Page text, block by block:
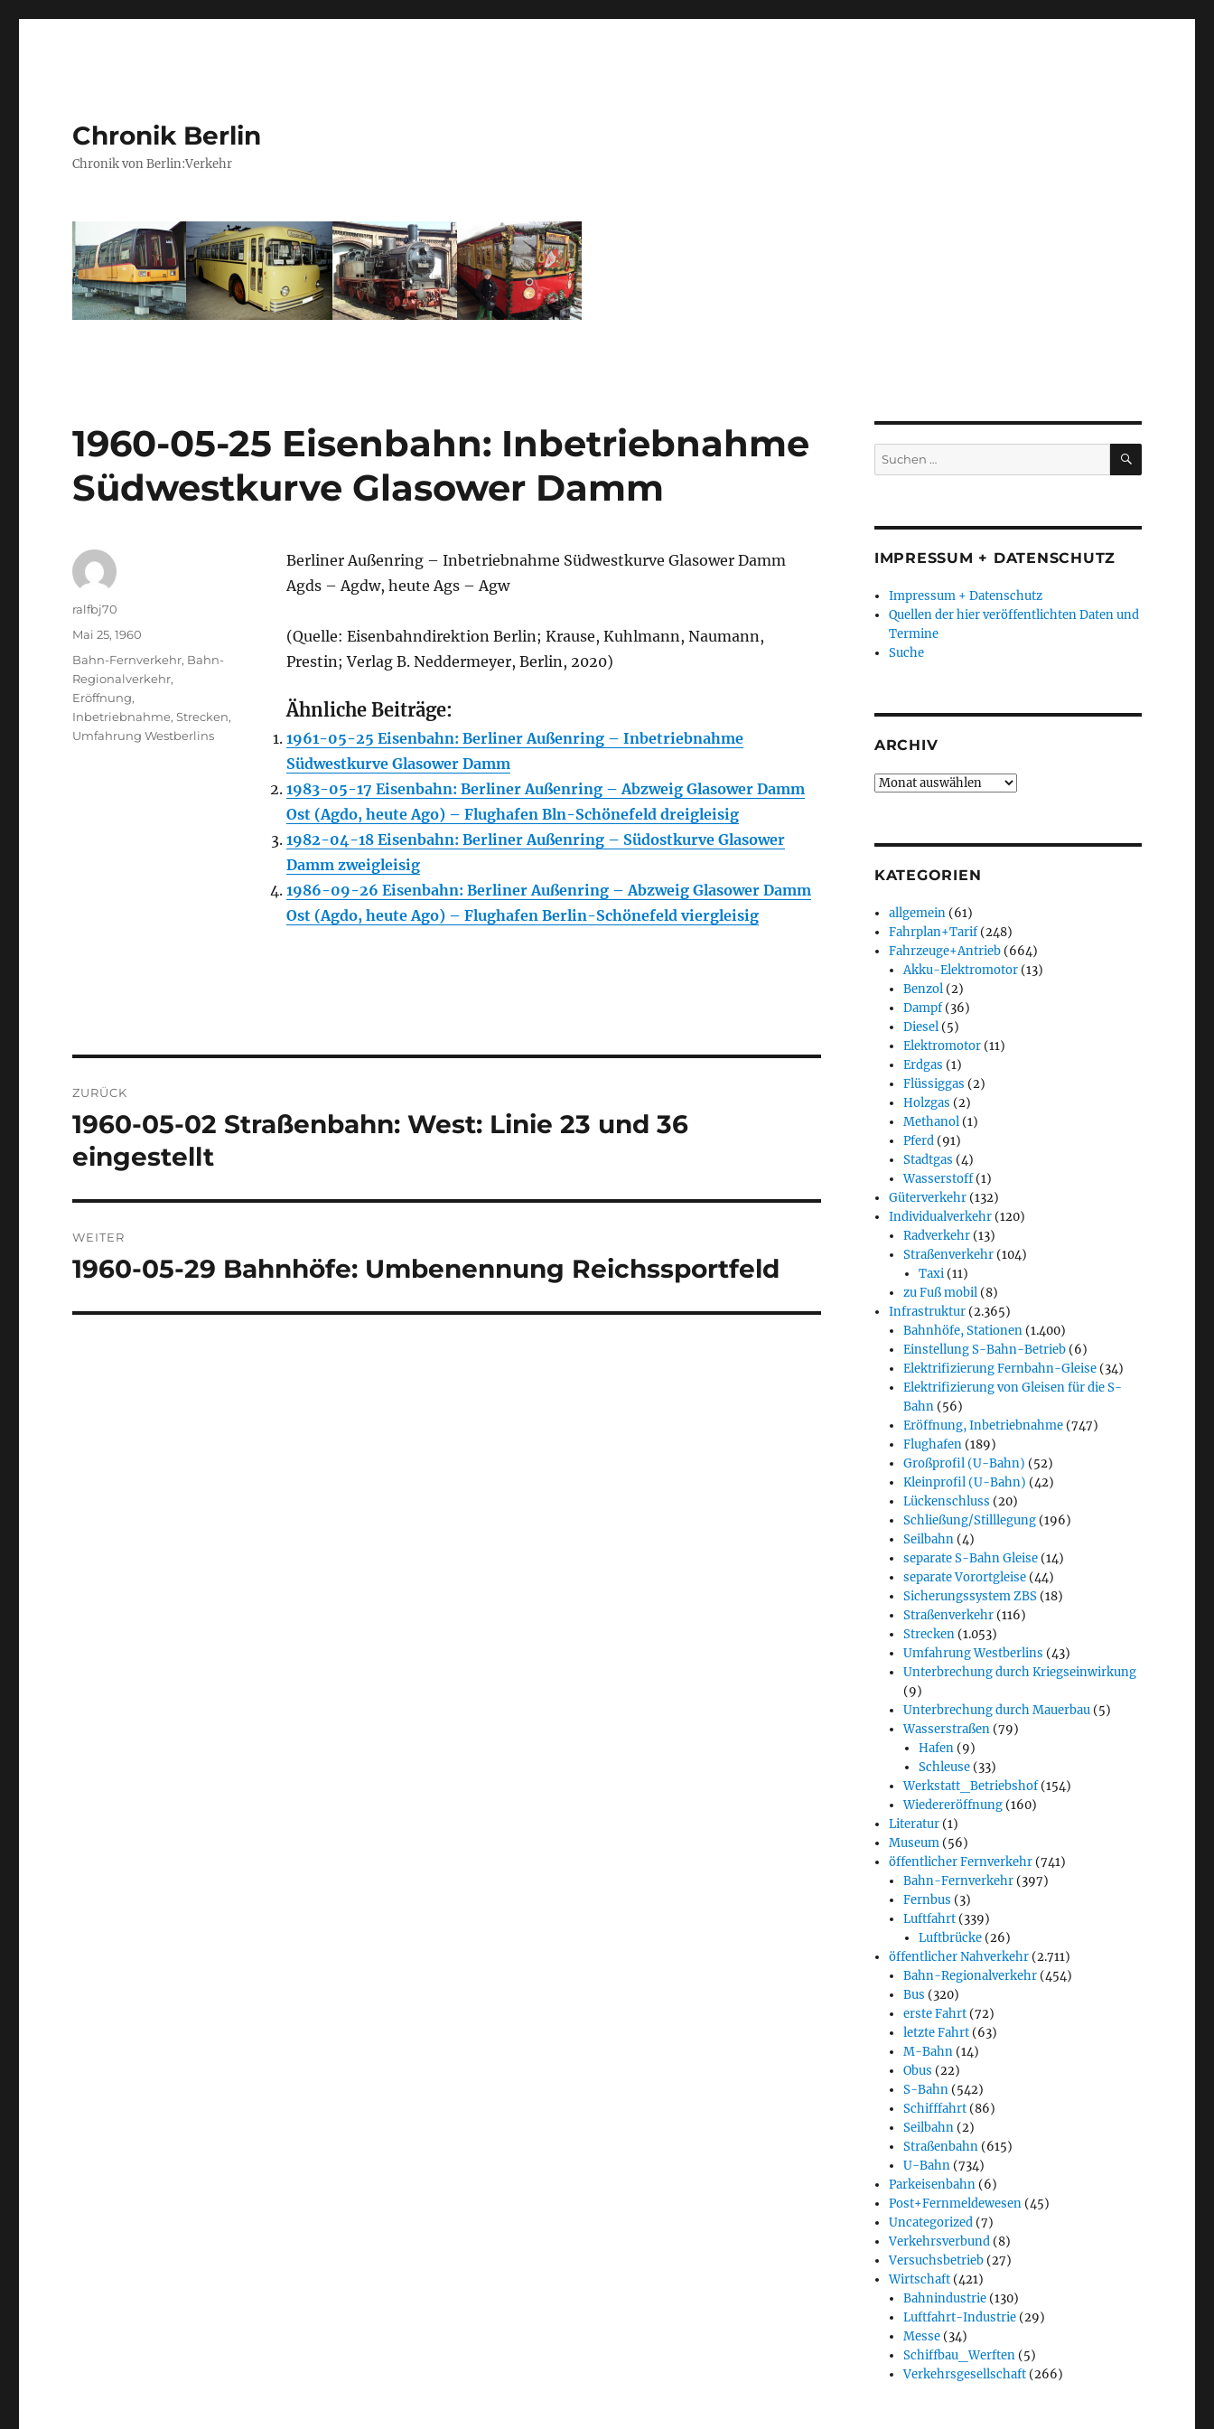
Chronik Berlin
Chronik von Berlin:Verkehr
1960-05-25 Eisenbahn: Inbetriebnahme
Südwestkurve Glasower Damm
Berliner Außenring – Inbetriebnahme Südwestkurve Glasower Damm
Agds – Agdw, heute Ags – Agw
(Quelle: Eisenbahndirektion Berlin; Krause, Kuhlmann, Naumann,
Prestin; Verlag B. Neddermeyer, Berlin, 2020)
Ähnliche Beiträge:
1961-05-25 Eisenbahn: Berliner Außenring – Inbetriebnahme
Südwestkurve Glasower Damm
1983-05-17 Eisenbahn: Berliner Außenring – Abzweig Glasower Damm
Ost (Agdo, heute Ago) – Flughafen Bln-Schönefeld dreigleisig
1982-04-18 Eisenbahn: Berliner Außenring – Südostkurve Glasower
Damm zweigleisig
1986-09-26 Eisenbahn: Berliner Außenring – Abzweig Glasower Damm
Ost (Agdo, heute Ago) – Flughafen Berlin-Schönefeld viergleisig
Autor
ralfbj70
Veröffentlicht
am
Mai 25, 1960
Kategorien
Bahn-Fernverkehr, Bahn-
Regionalverkehr,
Eröffnung,
Inbetriebnahme,Strecken,
Umfahrung Westberlins
ZURÜCK
Vorheriger
Beitrag:
1960-05-02 Straßenbahn: West: Linie 23 und 36
eingestellt
WEITER
Nächster
1960-05-29 Bahnhöfe: Umbenennung Reichssportfeld
Suchen
nach:
SUCHEN
IMPRESSUM + DATENSCHUTZ
Impressum + Datenschutz
Quellen der hier veröffentlichten Daten und
Termine
Suche
ARCHIV
Archiv
KATEGORIEN
allgemein (61)
Fahrplan+Tarif(248)
Fahrzeuge+Antrieb (664)
Akku-Elektromotor (13)
Benzol (2)
Dampf(36)
Diesel (5)
Elektromotor (11)
Erdgas (1)
Flüssiggas (2)
Holzgas (2)
Methanol (1)
Pferd (91)
Stadtgas (4)
Wasserstoff(1)
Güterverkehr (132)
Individualverkehr (120)
Radverkehr (13)
Straßenverkehr (104)
Taxi(11)
zu Fuß mobil (8)
Infrastruktur (2.365)
Bahnhöfe, Stationen (1.400)
Einstellung S-Bahn-Betrieb (6)
Elektrifizierung Fernbahn-Gleise (34)
Elektrifizierung von Gleisen für die S-
Bahn (56)
Eröffnung, Inbetriebnahme (747)
Flughafen (189)
Großprofil (U-Bahn) (52)
Kleinprofil (U-Bahn) (42)
Lückenschluss (20)
Schließung/Stilllegung (196)
Seilbahn (4)
separate S-Bahn Gleise (14)
separate Vorortgleise (44)
Sicherungssystem ZBS (18)
Straßenverkehr (116)
Strecken (1.053)
Umfahrung Westberlins (43)
Unterbrechung durch Kriegseinwirkung
(9)
Unterbrechung durch Mauerbau (5)
Wasserstraßen (79)
Hafen(9)
Schleuse(33)
Werkstatt_Betriebshof(154)
Wiedereröffnung (160)
Literatur (1)
Museum (56)
öffentlicher Fernverkehr (741)
Bahn-Fernverkehr (397)
Fernbus (3)
Luftfahrt (339)
Luftbrücke(26)
öffentlicher Nahverkehr (2.711)
Bahn-Regionalverkehr (454)
Bus (320)
erste Fahrt (72)
letzte Fahrt (63)
M-Bahn (14)
Obus (22)
S-Bahn (542)
Schifffahrt (86)
Seilbahn (2)
Straßenbahn (615)
U-Bahn (734)
Parkeisenbahn (6)
Post+Fernmeldewesen (45)
Uncategorized (7)
Verkehrsverbund (8)
Versuchsbetrieb (27)
Wirtschaft (421)
Bahnindustrie (130)
Luftfahrt-Industrie (29)
Messe (34)
Schiffbau_Werften (5)
Verkehrsgesellschaft (266)